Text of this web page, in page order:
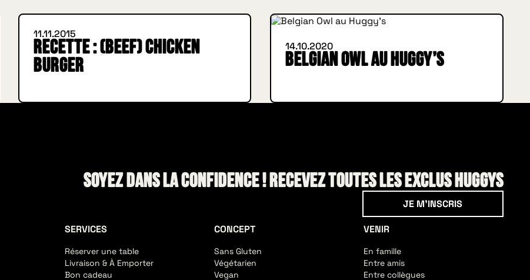
11.11.2015
Recette : (Beef) Chicken
Burger
14.10.2020
Belgian Owl au Huggy’s
Soyez dans la confidence ! Recevez toutes les exclus HUGGYS
JE M'INSCRIS
SERVICES
Réserver une table
Livraison & À Emporter
Bon cadeau
CONCEPT
Sans Gluten
Végétarien
Vegan
VENIR
En famille
Entre amis
Entre collègues